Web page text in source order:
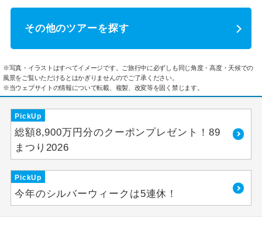
その他のツアーを探す
※写真・イラストはすべてイメージです。ご旅行中に必ずしも同じ角度・高度・天候での
風景をご覧いただけるとはかぎりませんのでご了承ください。
※当ウェブサイトの情報について転載、複製、改変等を固く禁じます。
PickUp
総額8,900万円分のクーポンプレゼント！89
まつり2026
PickUp
今年のシルバーウィークは5連休！